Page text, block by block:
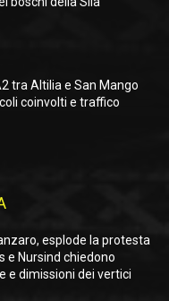
tra Altilia e San Mango
coinvolti e traffico
esplode la protesta
e Nursind chiedono
e dimissioni dei vertici